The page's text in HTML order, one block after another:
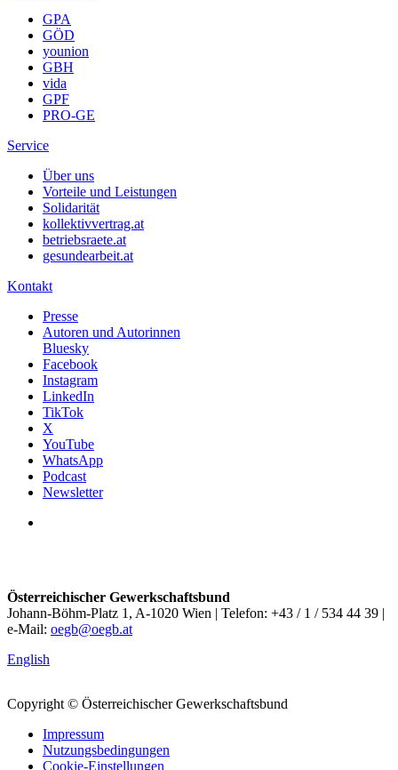
GPA
GÖD
younion
GBH
vida
GPF
PRO-GE
Service
Über uns
Vorteile und Leistungen
Solidarität
kollektivvertrag.at
betriebsraete.at
gesundearbeit.at
Kontakt
Presse
Autoren und Autorinnen
Bluesky
Facebook
Instagram
LinkedIn
TikTok
X
YouTube
WhatsApp
Podcast
Newsletter
Österreichischer Gewerkschaftsbund
Johann-Böhm-Platz 1, A-1020 Wien | Telefon: +43 / 1 / 534 44 39 |
e-Mail: oegb@oegb.at
English
Copyright © Österreichischer Gewerkschaftsbund
Impressum
Nutzungsbedingungen
Cookie-Einstellungen